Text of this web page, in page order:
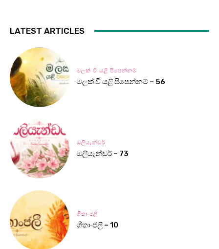
LATEST ARTICLES
මලක් වී යළි පිපෙන්නම්
මලක් වී යළි පිපෙන්නම් – 56
ඔලියැන්ඩර්
ඔලියැන්ඩර් – 73
ගීතාංජලී
ගීතාංජලී – 10